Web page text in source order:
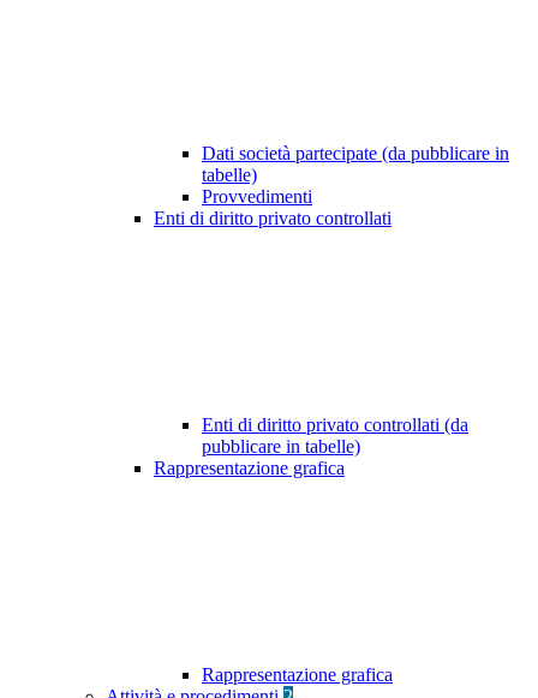
Dati società partecipate (da pubblicare in
tabelle)
Provvedimenti
Enti di diritto privato controllati
Enti di diritto privato controllati (da
pubblicare in tabelle)
Rappresentazione grafica
Rappresentazione grafica